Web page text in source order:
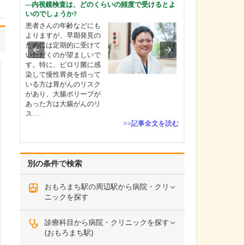
別の条件で検索
おもろまち駅の周辺駅から病院・クリ
ニックを探す
診療科目から病院・クリニックを探す
(おもろまち駅)
内視鏡検査は、どのくらいの頻度で受けるとよ
いのでしょうか?
患者さんの年齢などにも
よりますが、早期発見の
ためには定期的に受けて
いただくのが望ましいで
す。特に、ピロリ菌に感
染して慢性胃炎を煩って
いる方は胃がんのリスク
があり、大腸ポリープが
あった方は大腸がんのリ
ス…
>>記事全文を読む